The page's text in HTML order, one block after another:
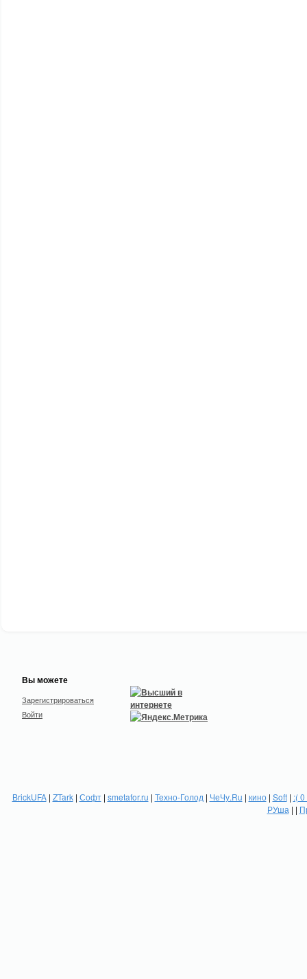
Вы можете
Зарегистрироваться
Войти
BrickUFA| ZTark| Софт| smetafor.ru | Техно-Голод | ЧеЧу.Ru | кино| Soft| :(
РУша | |